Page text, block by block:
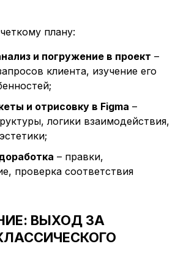
плану:
и погружение в проект –
клиента, изучение его
и отрисовку в Figma –
логики взаимодействия,
– правки,
проверка соответствия
ВЫХОД ЗА